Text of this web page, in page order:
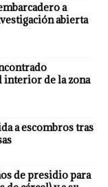
a
abierta
interior de la zona
a escombros tras
de presidio para